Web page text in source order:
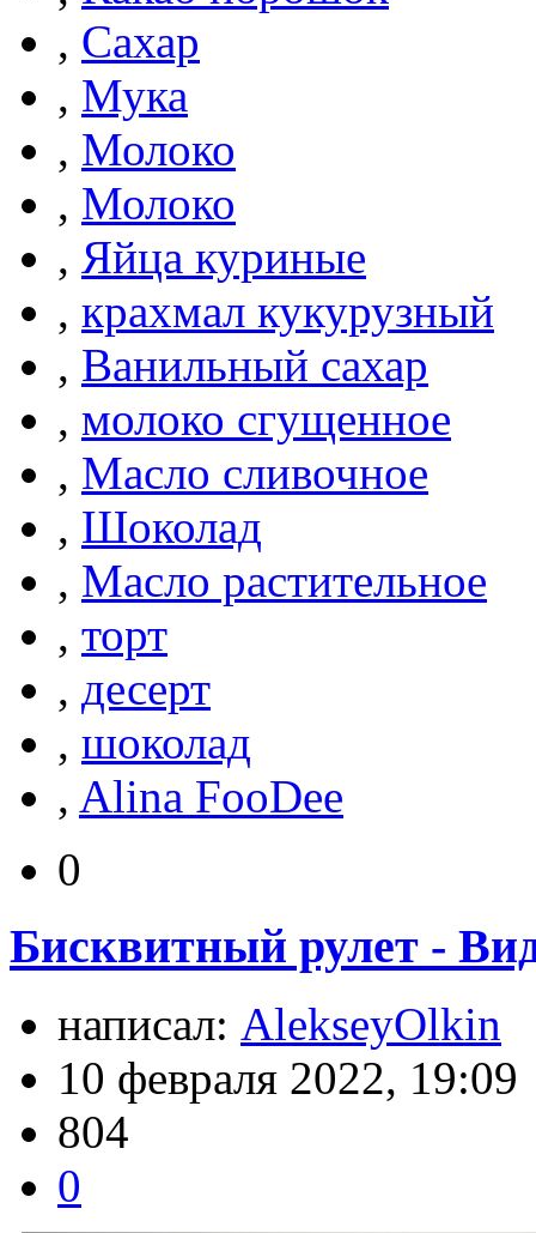
, Сахар
, Мука
, Молоко
, Молоко
, Яйца куриные
, крахмал кукурузный
, Ванильный сахар
, молоко сгущенное
, Масло сливочное
, Шоколад
, Масло растительное
, торт
, десерт
, шоколад
, Alina FooDee
0
Бисквитный рулет -
написал: AlekseyOlkin
10 февраля 2022, 19:09
804
0